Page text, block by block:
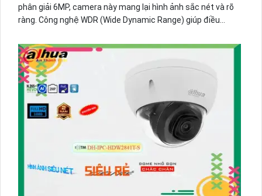
phân giải 6MP, camera này mang lại hình ảnh sắc nét và rõ
ràng. Công nghệ WDR (Wide Dynamic Range) giúp điều
môi trường ánh sáng khắc nghiệt. Đặc biệt thiết bị còn tích
hợp các chức năng thông minh như phát hiện chuyển động,
nhận diện khuôn mặt và xác định hàng rào ảo. Với khả năng
chống nước và chống bụi, camera này phù hợp cho việc sử
dụng trong nhà và ngoài trời. Qua kết nối mạng, người dùng
có thể dễ dàng xem hình ảnh từ xa trên điện thoại di động
hoặc máy tính.